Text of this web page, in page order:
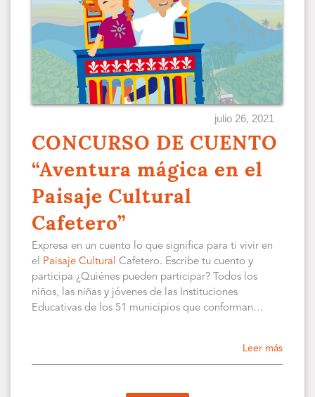
julio 26, 2021
CONCURSO DE CUENTO
“Aventura mágica en el
Paisaje Cultural
Cafetero”
Expresa en un cuento lo que significa para ti vivir en
el Paisaje Cultural Cafetero. Escribe tu cuento y
participa ¿Quiénes pueden participar? Todos los
niños, las niñas y jóvenes de las Instituciones
Educativas de los 51 municipios que conforman…
Leer más